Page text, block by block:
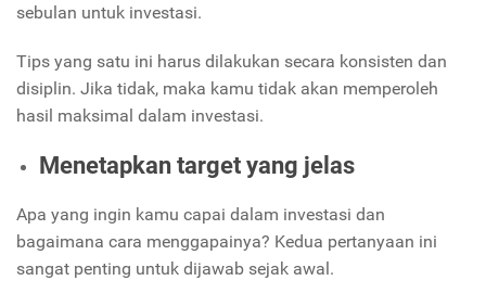
sebulan untuk investasi.
Tips yang satu ini harus dilakukan secara konsisten dan
disiplin. Jika tidak, maka kamu tidak akan memperoleh
hasil maksimal dalam investasi.
Menetapkan target yang jelas
Apa yang ingin kamu capai dalam investasi dan
bagaimana cara menggapainya? Kedua pertanyaan ini
sangat penting untuk dijawab sejak awal.